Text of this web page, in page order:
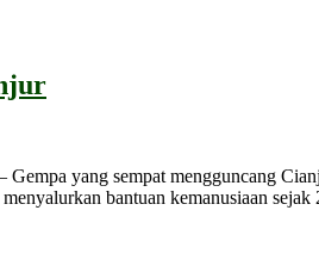
yang sempat mengguncang
bantuan kemanusiaan